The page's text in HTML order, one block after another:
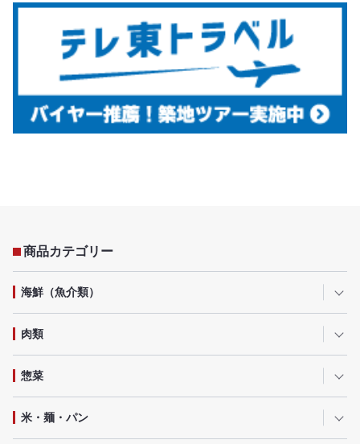
商品カテゴリー
海鮮（魚介類）
肉類
惣菜
米・麺・パン